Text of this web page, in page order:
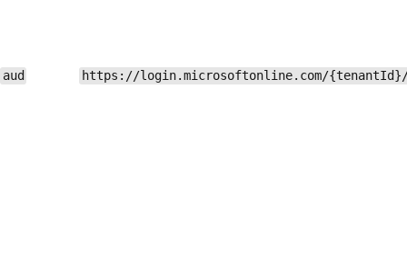
aud https://login.microsoftonline.com/{tenantId}/